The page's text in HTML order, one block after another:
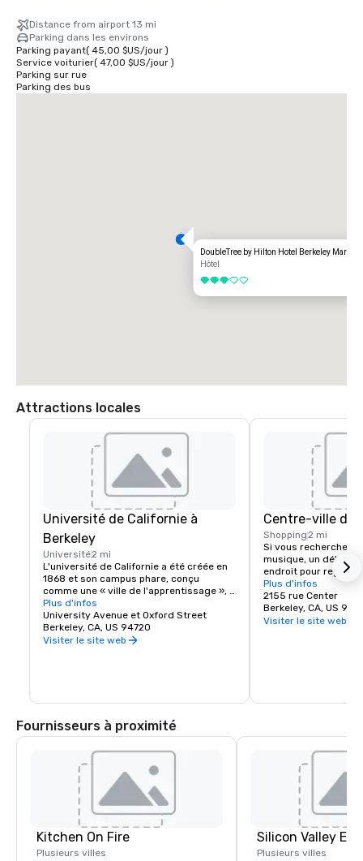
Distance from airport 13 mi
Parking dans les environs
Parking payant( 45,00 $US/jour)
Service voiturier( 47,00 $US/jour)
Parking sur rue
Parking des bus
DoubleTree by Hilton Hotel Berkeley Marina
Hôtel
3 sur 5
Attractions locales
Université de Californie à
Berkeley
Université2 mi
L'université de Californie a été créée en
1868 et son campus phare, conçu
comme une « ville de l'apprentissage », a
été établi à Berkeley, dans la baie de San
Francisco. Aujourd'hui la première
université publique du monde et une
source d'innovation, l'UC Berkeley
Plus d'infos
University Avenue et Oxford Street
Berkeley, CA, US 94720
Visiter le site web
Centre-ville de
Shopping2 mi
Si vous recherchez
musique, un
endroit pour
rendez-vous au
Berkeley est une
variés et aux belles
visiteurs viennent
Plus d'infos
2155 rue Center
Berkeley, CA, US
Visiter le site web
Fournisseurs à proximité
Kitchen On Fire
Plusieurs villes Plusieurs villes